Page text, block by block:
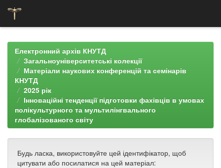
navigationЕлектронний архів КНУТД
Загальноуніверситетські колекції
Матеріали наукових конференцій та семінарів
КНУТД
2025 рік
Інноваційні тенденції підготовки фахівців в умовах
полікультурного та мультилінгвального
глобалізованого світу
Будь ласка, використовуйте цей ідентифікатор, щоб
цитувати або посилатися на цей матеріал: